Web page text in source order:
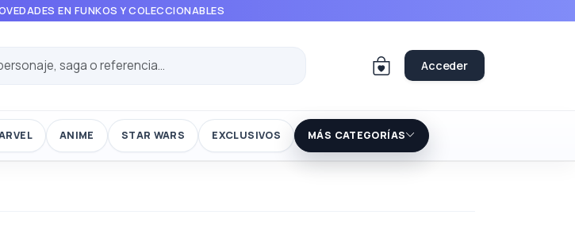
EN FUNKOS Y COLECCIONABLES
Acceder
ANIME STAR WARS EXCLUSIVOS MÁS CATEGORÍAS